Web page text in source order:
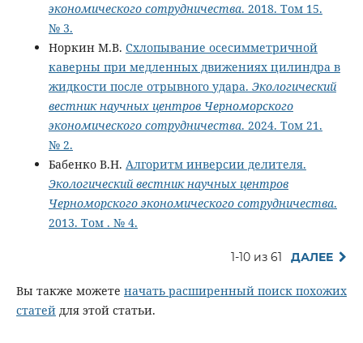
экономического сотрудничества. 2018. Том 15.
№ 3.
Норкин М.В. Схлопывание осесимметричной
каверны при медленных движениях цилиндра в
жидкости после отрывного удара. Экологический
вестник научных центров Черноморского
экономического сотрудничества. 2024. Том 21.
№ 2.
Бабенко В.Н. Алгоритм инверсии делителя.
Экологический вестник научных центров
Черноморского экономического сотрудничества.
2013. Том . № 4.
1-10 из 61 ДАЛЕЕ
Вы также можете начать расширенный поиск похожих
статейдля этой статьи.